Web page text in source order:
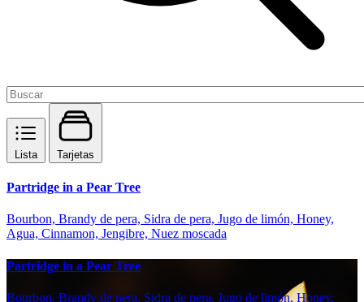
Lista Tarjetas
Partridge in a Pear Tree
Bourbon, Brandy de pera, Sidra de pera, Jugo de limón, Honey,
Agua, Cinnamon, Jengibre, Nuez moscada
Partridge in a Pear Tree
Bourbon, Brandy de pera, Sidra de pera, Jugo de limón, Honey,